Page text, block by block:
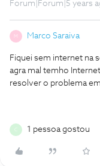
Forum|Forum|5 years
M Marco Saraiva
Fiquei sem internet na
agra mal temho
resolver o problema
1 pessoa gostou